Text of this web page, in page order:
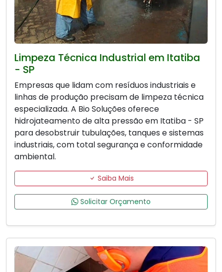
Limpeza Técnica Industrial em Itatiba
- SP
Empresas que lidam com resíduos industriais e
linhas de produção precisam de limpeza técnica
especializada. A Bio Soluções oferece
hidrojateamento de alta pressão em Itatiba - SP
para desobstruir tubulações, tanques e sistemas
industriais, com total segurança e conformidade
ambiental.
Saiba Mais
Solicitar Orçamento